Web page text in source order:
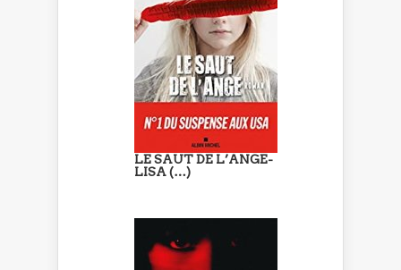
LE SAUT DE L’ANGE-
LISA (…)